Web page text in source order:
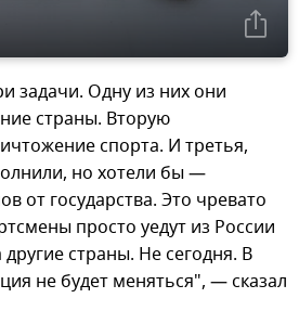
задачи. Одну из них они
страны. Вторую
спорта. И третья,
но хотели бы —
от государства. Это чревато
просто уедут из России
другие страны. Не сегодня. В
не будет меняться", — сказал